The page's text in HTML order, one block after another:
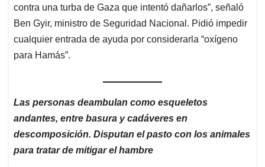
contra una turba de Gaza que intentó dañarlos”, señaló
Ben Gyir, ministro de Seguridad Nacional. Pidió impedir
cualquier entrada de ayuda por considerarla “oxígeno
para Hamás”.
Las personas deambulan como esqueletos
andantes, entre basura y cadáveres en
descomposición. Disputan el pasto con los animales
para tratar de mitigar el hambre